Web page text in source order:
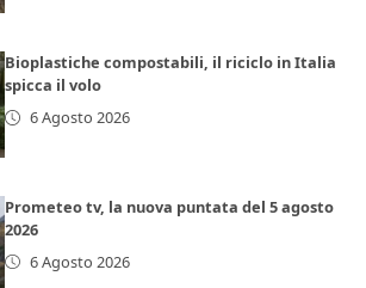
Bioplastiche compostabili, il riciclo in Italia
spicca il volo
6 Agosto 2026
Prometeo tv, la nuova puntata del 5 agosto
2026
6 Agosto 2026